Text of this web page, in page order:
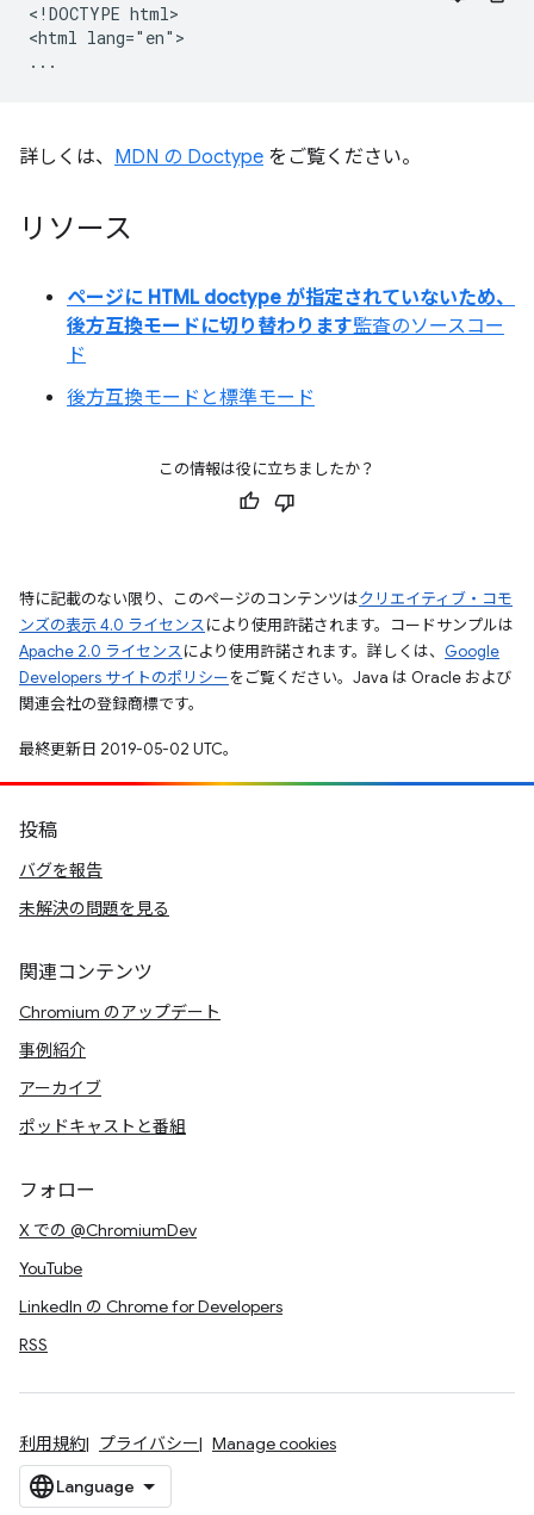
<!DOCTYPE html>
<html lang="en">
詳しくは、 MDN の Doctype をご覧ください。
リソース
ページに HTML doctype が指定されていないため、
後方互換モードに切り替わります監査のソースコー
ド
後方互換モードと標準モード
この情報は役に立ちましたか？
特に記載のない限り、このページのコンテンツはクリエイティブ・コモ
ンズの表示 4.0 ライセンスにより使用許諾されます。コードサンプルは
Apache 2.0 ライセンスにより使用許諾されます。詳しくは、 Google
Developers サイトのポリシーをご覧ください。Java は Oracle および
関連会社の登録商標です。
最終更新日 2019-05-02 UTC。
投稿
バグを報告
未解決の問題を見る
関連コンテンツ
Chromium のアップデート
事例紹介
アーカイブ
ポッドキャストと番組
フォロー
X での @ChromiumDev
YouTube
LinkedIn の Chrome for Developers
RSS
利用規約 プライバシー Manage cookies